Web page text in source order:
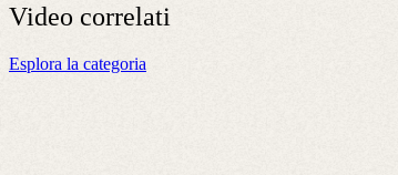
Video correlati
Esplora la categoria